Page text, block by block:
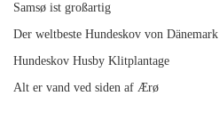
Samsø ist großartig
Der weltbeste Hundeskov von Dänemark
Hundeskov Husby Klitplantage
Alt er vand ved siden af Ærø